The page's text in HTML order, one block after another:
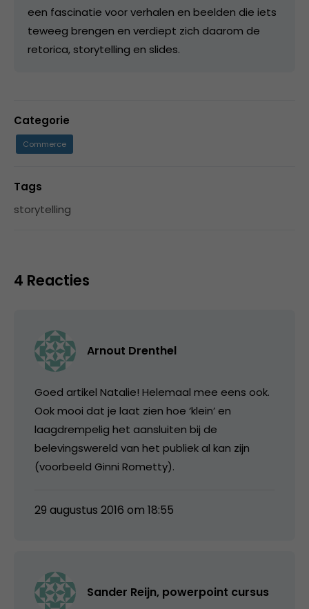
een fascinatie voor verhalen en beelden die iets
teweeg brengen en verdiept zich daarom de
retorica, storytelling en slides.
Categorie
Commerce
Tags
storytelling
4 Reacties
Arnout Drenthel
Goed artikel Natalie! Helemaal mee eens ook.
Ook mooi dat je laat zien hoe ‘klein’ en
laagdrempelig het aansluiten bij de
belevingswereld van het publiek al kan zijn
(voorbeeld Ginni Rometty).
29 augustus 2016 om 18:55
Sander Reijn, powerpoint cursus